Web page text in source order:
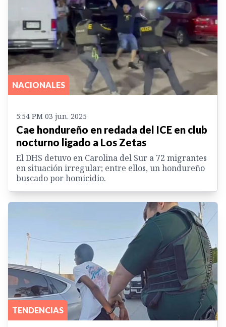
NACIONALES
5:54 PM 03 jun. 2025
Cae hondureño en redada del ICE en club
nocturno ligado a Los Zetas
El DHS detuvo en Carolina del Sur a 72 migrantes
en situación irregular; entre ellos, un hondureño
buscado por homicidio.
TENDENCIAS